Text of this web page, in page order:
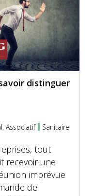
distinguer
Associatif Sanitaire
tout
recevoir une
imprévue
de